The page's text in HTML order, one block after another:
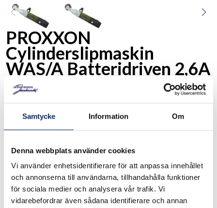
Samtycke Information Om
Denna webbplats använder cookies
Vi använder enhetsidentifierare för att anpassa innehållet
och annonserna till användarna, tillhandahålla funktioner
för sociala medier och analysera vår trafik. Vi
vidarebefordrar även sådana identifierare och annan
PROXXON
Cylinderslipmaskin
WAS/A Batteridriven 2,6A
Art. nr:29825
Proxxon Batteridriven cylindeerslipmaskin WAS/A 10,8 V
2,6A Finns i två varianter, komplett med batteri och laddare
I lager
VäljModell